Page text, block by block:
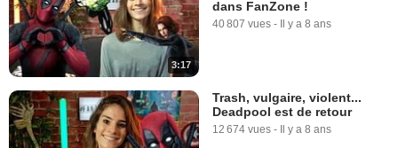
3:17
dans FanZone !
40 807 vues - Il y a 8 ans
Trash, vulgaire, violent...
Deadpool est de retour
12 674 vues - Il y a 8 ans